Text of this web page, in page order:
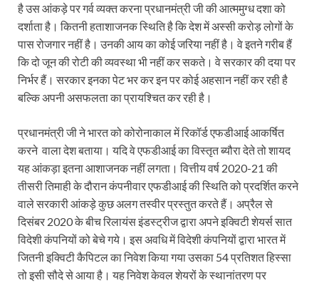
है उस आंकड़े पर गर्व व्यक्त करना प्रधानमंत्री जी की आत्ममुग्ध दशा को
दर्शाता है। कितनी हताशाजनक स्थिति है कि देश में अस्सी करोड़ लोगों के
पास रोजगार नहीं है। उनकी आय का कोई जरिया नहीं है। वे इतने गरीब हैं
कि दो जून की रोटी की व्यवस्था भी नहीं कर सकते। वे सरकार की दया पर
निर्भर हैं। सरकार इनका पेट भर कर इन पर कोई अहसान नहीं कर रही है
बल्कि अपनी असफलता का प्रायश्चित कर रही है।
प्रधानमंत्री जी ने भारत को कोरोनाकाल में रिकॉर्ड एफडीआई आकर्षित
करने वाला देश बताया। यदि वे एफडीआई का विस्तृत ब्यौरा देते तो शायद
यह आंकड़ा इतना आशाजनक नहीं लगता। वित्तीय वर्ष 2020-21 की
तीसरी तिमाही के दौरान कंपनीवार एफडीआई की स्थिति को प्रदर्शित करने
वाले सरकारी आंकड़े कुछ अलग तस्वीर प्रस्तुत करते हैं। अप्रैल से
दिसंबर 2020 के बीच रिलायंस इंडस्ट्रीज द्वारा अपने इक्विटी शेयर्स सात
विदेशी कंपनियों को बेचे गये। इस अवधि में विदेशी कंपनियों द्वारा भारत में
जितनी इक्विटी कैपिटल का निवेश किया गया उसका 54 प्रतिशत हिस्सा
तो इसी सौदे से आया है। यह निवेश केवल शेयरों के स्थानांतरण पर